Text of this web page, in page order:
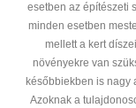
esetben az építészeti
minden esetben
mellett a kert
növényekre van
későbbiekben is nagy
Azoknak a